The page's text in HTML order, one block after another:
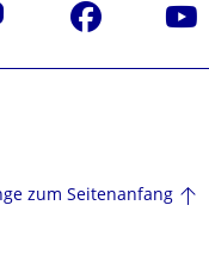
Facebook
zum Seitenanfang